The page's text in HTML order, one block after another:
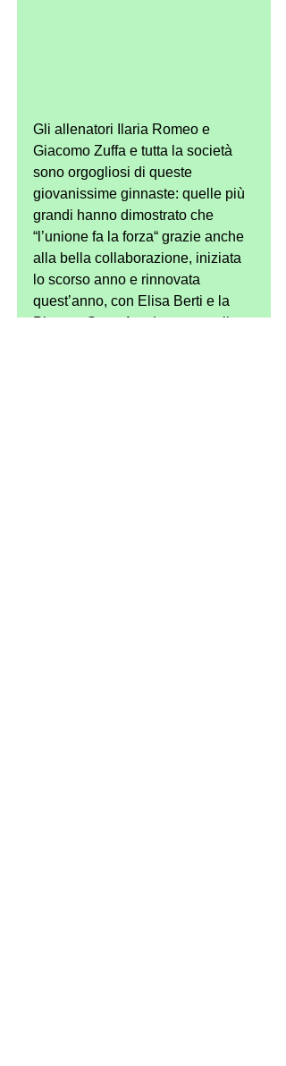
Gli allenatori Ilaria Romeo e
Giacomo Zuffa e tutta la società
sono orgogliosi di queste
giovanissime ginnaste: quelle più
grandi hanno dimostrato che
“l’unione fa la forza“ grazie anche
alla bella collaborazione, iniziata
lo scorso anno e rinnovata
quest’anno, con Elisa Berti e la
Pianoro Sport Academy e quelle